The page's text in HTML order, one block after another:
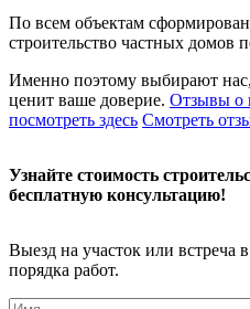
По всем объектам
строительство частных домов
Именно поэтому выбирают
ценит ваше доверие. Отзывы о
посмотреть здесь Смотреть
Узнайте стоимость
бесплатную консультацию!
Выезд на участок или встреча
порядка работ.